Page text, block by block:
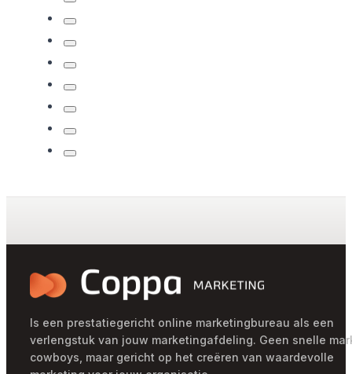
Is een prestatiegericht online marketingbureau als een
verlengstuk van jouw marketingafdeling. Geen snelle
cowboys, maar gericht op het creëren van waardevolle